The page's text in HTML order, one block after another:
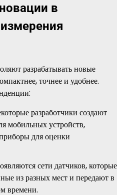
в
разрабатывать новые
точнее и удобнее.
разработчики создают
мобильных устройств,
для оценки
сети датчиков, которые
из разных мест и передают в
времени.